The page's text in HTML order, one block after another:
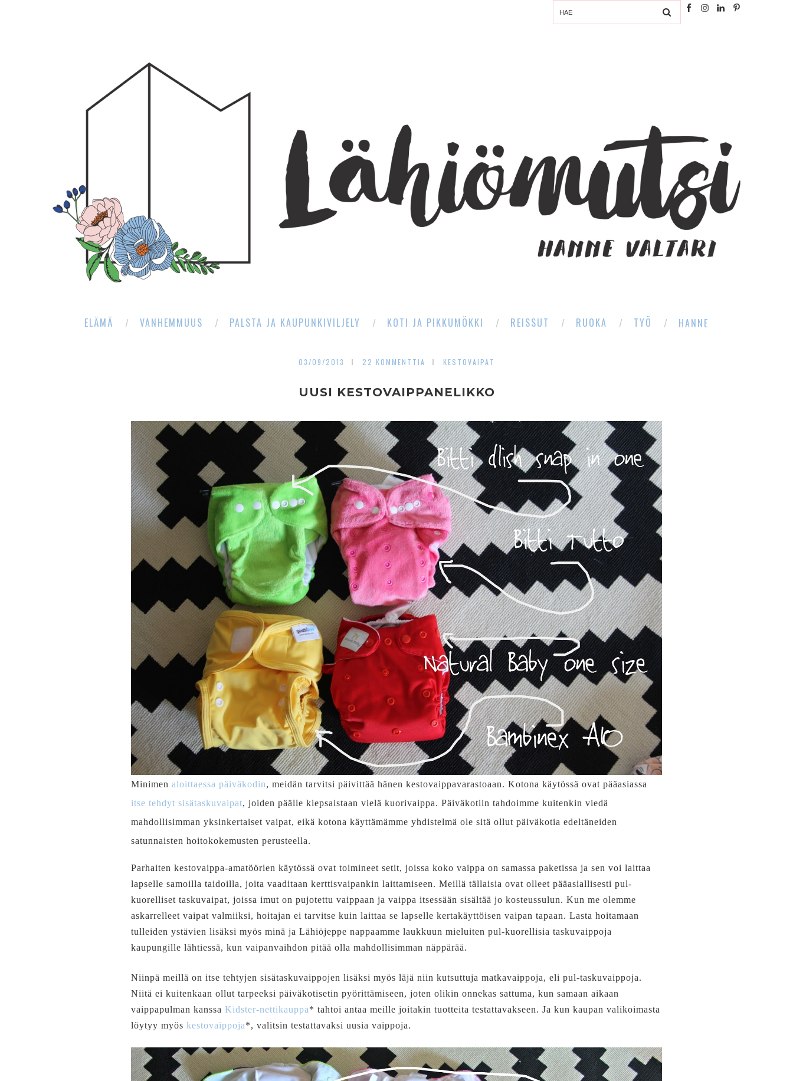
ELÄMÄ VANHEMMUUS PALSTA JA KAUPUNKIVILJELY KOTI JA PIKKUMÖKKI REISSUT RUOKA TYÖ HANNE
03/09/2013 22 KOMMENTTIA KESTOVAIPAT
UUSI KESTOVAIPPANELIKKO
Minimen aloittaessa päiväkodin, meidän tarvitsi päivittää hänen kestovaippavarastoaan. Kotona käytössä ovat pääasiassa
itse tehdyt sisätaskuvaipat, joiden päälle kiepsaistaan vielä kuorivaippa. Päiväkotiin tahdoimme kuitenkin viedä
mahdollisimman yksinkertaiset vaipat, eikä kotona käyttämämme yhdistelmä ole sitä ollut päiväkotia edeltäneiden
satunnaisten hoitokokemusten perusteella.
Parhaiten kestovaippa-amatöörien käytössä ovat toimineet setit, joissa koko vaippa on samassa paketissa ja sen voi laittaa
lapselle samoilla taidoilla, joita vaaditaan kerttisvaipankin laittamiseen. Meillä tällaisia ovat olleet pääasiallisesti pul-
kuorelliset taskuvaipat, joissa imut on pujotettu vaippaan ja vaippa itsessään sisältää jo kosteussulun. Kun me olemme
askarrelleet vaipat valmiiksi, hoitajan ei tarvitse kuin laittaa se lapselle kertakäyttöisen vaipan tapaan. Lasta hoitamaan
tulleiden ystävien lisäksi myös minä ja Lähiöjeppe nappaamme laukkuun mieluiten pul-kuorellisia taskuvaippoja
kaupungille lähtiessä, kun vaipanvaihdon pitää olla mahdollisimman näppärää.
Niinpä meillä on itse tehtyjen sisätaskuvaippojen lisäksi myös läjä niin kutsuttuja matkavaippoja, eli pul-taskuvaippoja.
Niitä ei kuitenkaan ollut tarpeeksi päiväkotisetin pyörittämiseen, joten olikin onnekas sattuma, kun samaan aikaan
vaippapulman kanssa Kidster-nettikauppa* tahtoi antaa meille joitakin tuotteita testattavakseen. Ja kun kaupan valikoimasta
löytyy myös kestovaippoja*, valitsin testattavaksi uusia vaippoja.